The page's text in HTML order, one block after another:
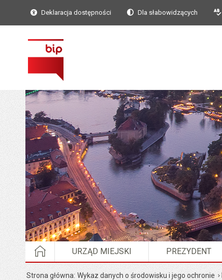
Deklaracja dostępności Dla słabowidzących
STRONA GŁÓWNA
URZĄD MIEJSKI PREZYDENT
Strona główna Wykaz danych o środowisku i jego ochronie